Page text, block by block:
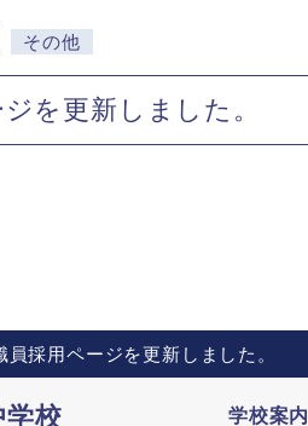
その他
を更新しました。
員採用ページを更新しました。
学校 学校案内